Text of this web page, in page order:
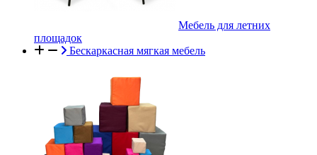
Мебель для летних
площадок
Бескаркасная мягкая мебель